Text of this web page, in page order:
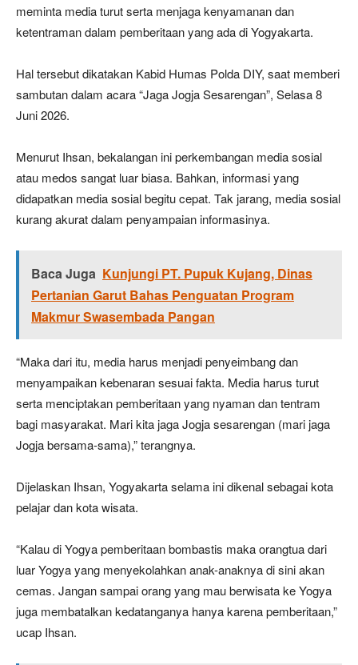
meminta media turut serta menjaga kenyamanan dan
ketentraman dalam pemberitaan yang ada di Yogyakarta.
Hal tersebut dikatakan Kabid Humas Polda DIY, saat memberi
sambutan dalam acara “Jaga Jogja Sesarengan”, Selasa 8
Juni 2026.
Menurut Ihsan, bekalangan ini perkembangan media sosial
atau medos sangat luar biasa. Bahkan, informasi yang
didapatkan media sosial begitu cepat. Tak jarang, media sosial
kurang akurat dalam penyampaian informasinya.
Baca Juga Kunjungi PT. Pupuk Kujang, Dinas
Pertanian Garut Bahas Penguatan Program
Makmur Swasembada Pangan
“Maka dari itu, media harus menjadi penyeimbang dan
menyampaikan kebenaran sesuai fakta. Media harus turut
serta menciptakan pemberitaan yang nyaman dan tentram
bagi masyarakat. Mari kita jaga Jogja sesarengan (mari jaga
Jogja bersama-sama),” terangnya.
Dijelaskan Ihsan, Yogyakarta selama ini dikenal sebagai kota
pelajar dan kota wisata.
“Kalau di Yogya pemberitaan bombastis maka orangtua dari
luar Yogya yang menyekolahkan anak-anaknya di sini akan
cemas. Jangan sampai orang yang mau berwisata ke Yogya
juga membatalkan kedatanganya hanya karena pemberitaan,”
ucap Ihsan.